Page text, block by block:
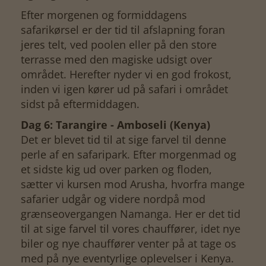
Efter morgenen og formiddagens
safarikørsel er der tid til afslapning foran
jeres telt, ved poolen eller på den store
terrasse med den magiske udsigt over
området. Herefter nyder vi en god frokost,
inden vi igen kører ud på safari i området
sidst på eftermiddagen.
Dag 6: Tarangire - Amboseli (Kenya)
Det er blevet tid til at sige farvel til denne
perle af en safaripark. Efter morgenmad og
et sidste kig ud over parken og floden,
sætter vi kursen mod Arusha, hvorfra mange
safarier udgår og videre nordpå mod
grænseovergangen Namanga. Her er det tid
til at sige farvel til vores chauffører, idet nye
biler og nye chauffører venter på at tage os
med på nye eventyrlige oplevelser i Kenya.